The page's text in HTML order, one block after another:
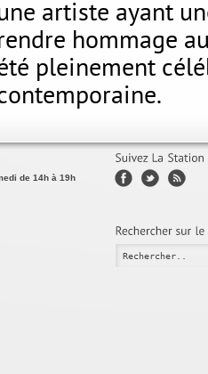
artiste ayant
hommage
pleinement
de 14h à 19h